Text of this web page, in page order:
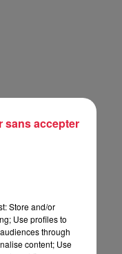
Store and/or
Use profiles to
through
content; Use
sans accepter